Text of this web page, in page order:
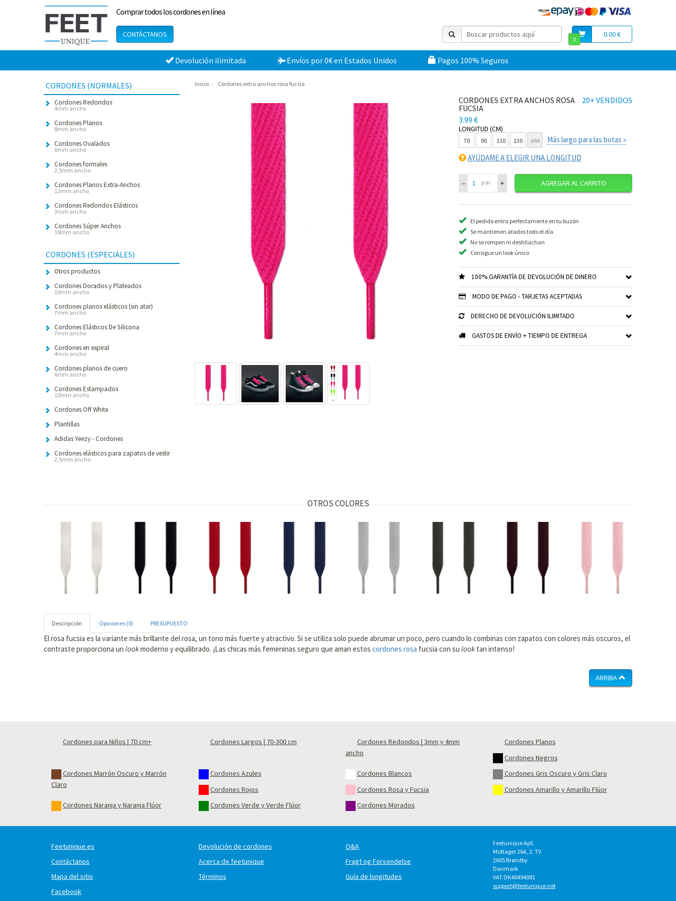
Comprar todos los cordones en línea
CONTÁCTANOS 0.00 €
0
Devolución ilimitada Envíos por 0€en Estados Unidos Pagos 100% Seguros
CORDONES (NORMALES)
Cordones Redondos
4mm ancho
Cordones Planos
8mm ancho
Cordones Ovalados
6mm ancho
Cordones formales
2,5mm ancho
Cordones Planos Extra-Anchos
12mm ancho
Cordones Redondos Elásticos
3mm ancho
Cordones Súper Anchos
18mm ancho
CORDONES (ESPECIALES)
Otros productos
Cordones Dorados y Plateados
10mm ancho
Cordones planos elásticos (sin atar)
7mm ancho
Cordones Elásticos De Silicona
7mm ancho
Cordones en espiral
4mm ancho
Cordones planos de cuero
6mm ancho
Cordones Estampados
10mm ancho
Cordones Off White
Plantillas
Adidas Yeezy - Cordones
Cordones elásticos para zapatos de vestir
2,5mm ancho
Inicio Cordones extra anchos rosa fucsia
20+ VENDIDOS
CORDONES EXTRA ANCHOS ROSA
FUCSIA
3.99 €
LONGITUD (CM)
70 90 110 130 150
Más largo para las botas »
AYÚDAME A ELEGIR UNA LONGITUD
– par + AGREGAR AL CARRITO
El pedido entra perfectamente en tu buzón
Se mantienen atados todo el día
No se rompen ni deshilachan
Consigue un look único
100% GARANTÍA DE DEVOLUCIÓN DE DINERO
MODO DE PAGO - TARJETAS ACEPTADAS
DERECHO DE DEVOLUCIÓN ILIMITADO
GASTOS DE ENVÍO + TIEMPO DE ENTREGA
OTROS COLORES
Descripción Opiniones (0) PRESUPUESTO
El rosa fucsia es la variante más brillante del rosa, un tono más fuerte y atractivo. Si se utiliza solo puede abrumar un poco, pero cuando lo combinas con zapatos con colores más oscuros, el
contraste proporciona un lookmoderno y equilibrado. ¡Las chicas más femeninas seguro que aman estos cordones rosa fucsia con su look tan intenso!
ARRIBA
Cordones para Niños | 70 cm+ Cordones Largos | 70-300 cm
Cordones Redondos | 3mm y 4mm
ancho
Cordones Planos
Cordones Negros
Cordones Marrón Oscuro y Marrón
Claro
Cordones Azules Cordones Blancos
Cordones Gris Oscuro y Gris Claro
Cordones Rojos
Cordones Rosa y Fucsia
Cordones Amarillo y Amarillo Flúor
Cordones Naranja y Naranja Flúor
Cordones Verde y Verde Flúor Cordones Morados
Feetunique.es
Contáctanos
Mapa del sitio
Facebook
Devolución de cordones
Q&A
Acerca de feetunique
Fragt og Forsendelse
Términos
Guía de longitudes
Feetunique ApS
Midtager 26A, 2. TV
2605Brøndby
Danmark
VAT DK40494081
support@feetunique.net